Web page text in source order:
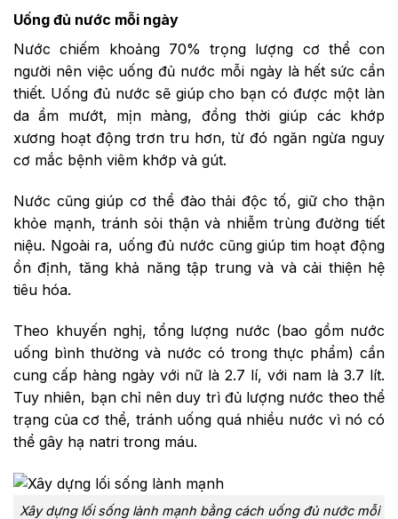
Uống đủ nước mỗi ngày
Nước chiếm khoảng 70% trọng lượng cơ thể con
người nên việc uống đủ nước mỗi ngày là hết sức cần
thiết. Uống đủ nước sẽ giúp cho bạn có được một làn
da ẩm mướt, mịn màng, đồng thời giúp các khớp
xương hoạt động trơn tru hơn, từ đó ngăn ngừa nguy
cơ mắc bệnh viêm khớp và gút.
Nước cũng giúp cơ thể đào thải độc tố, giữ cho thận
khỏe mạnh, tránh sỏi thận và nhiễm trùng đường tiết
niệu. Ngoài ra, uống đủ nước cũng giúp tim hoạt động
ổn định, tăng khả năng tập trung và và cải thiện hệ
tiêu hóa.
Theo khuyến nghị, tổng lượng nước (bao gồm nước
uống bình thường và nước có trong thực phẩm) cần
cung cấp hàng ngày với nữ là 2.7 lí, với nam là 3.7 lít.
Tuy nhiên, bạn chỉ nên duy trì đủ lượng nước theo thể
trạng của cơ thể, tránh uống quá nhiều nước vì nó có
thể gây hạ natri trong máu.
Xây dựng lối sống lành mạnh bằng cách uống đủ nước mỗi